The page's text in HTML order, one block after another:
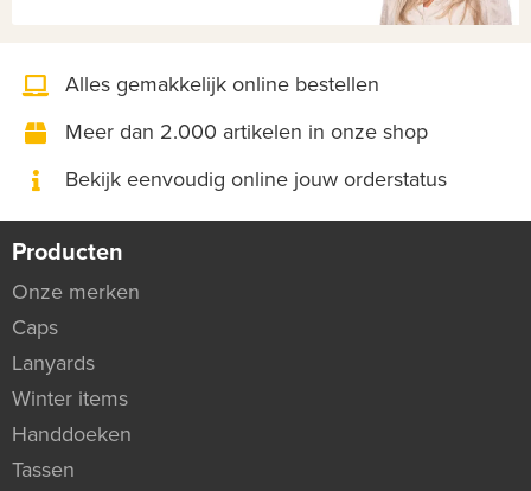
Alles gemakkelijk online bestellen
Meer dan 2.000 artikelen in onze shop
Bekijk eenvoudig online jouw orderstatus
Producten
Onze merken
Caps
Lanyards
Winter items
Handdoeken
Tassen